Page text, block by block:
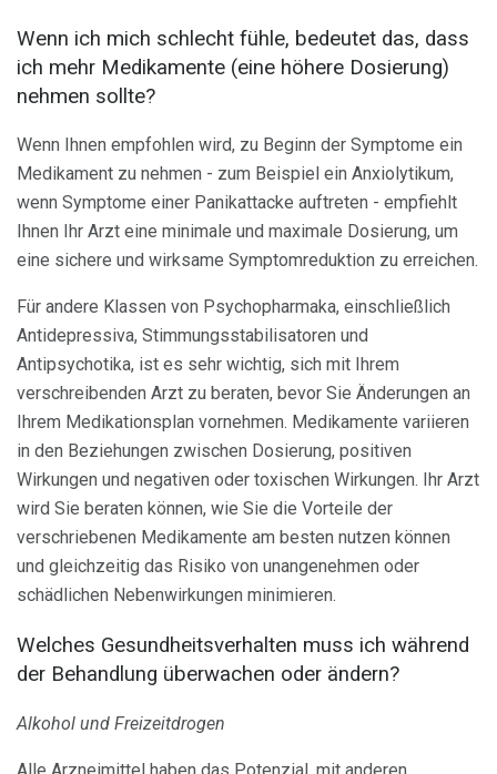
Wenn ich mich schlecht fühle, bedeutet das, dass
ich mehr Medikamente (eine höhere Dosierung)
nehmen sollte?
Wenn Ihnen empfohlen wird, zu Beginn der Symptome ein
Medikament zu nehmen - zum Beispiel ein Anxiolytikum,
wenn Symptome einer Panikattacke auftreten - empfiehlt
Ihnen Ihr Arzt eine minimale und maximale Dosierung, um
eine sichere und wirksame Symptomreduktion zu erreichen.
Für andere Klassen von Psychopharmaka, einschließlich
Antidepressiva, Stimmungsstabilisatoren und
Antipsychotika, ist es sehr wichtig, sich mit Ihrem
verschreibenden Arzt zu beraten, bevor Sie Änderungen an
Ihrem Medikationsplan vornehmen. Medikamente variieren
in den Beziehungen zwischen Dosierung, positiven
Wirkungen und negativen oder toxischen Wirkungen. Ihr Arzt
wird Sie beraten können, wie Sie die Vorteile der
verschriebenen Medikamente am besten nutzen können
und gleichzeitig das Risiko von unangenehmen oder
schädlichen Nebenwirkungen minimieren.
Welches Gesundheitsverhalten muss ich während
der Behandlung überwachen oder ändern?
Alkohol und Freizeitdrogen